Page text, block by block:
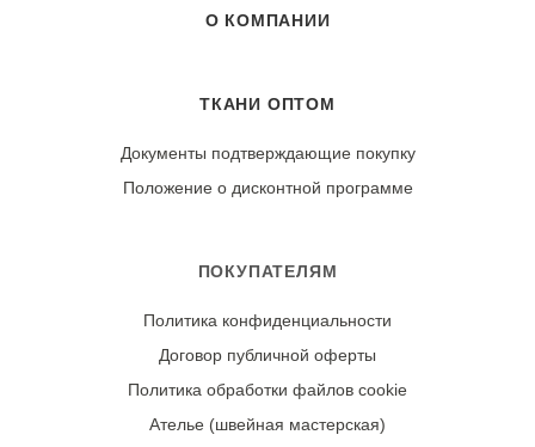
О КОМПАНИИ
ТКАНИ ОПТОМ
Документы подтверждающие покупку
Положение о дисконтной программе
ПОКУПАТЕЛЯМ
Политика конфиденциальности
Договор публичной оферты
Политика обработки файлов cookie
Ателье (швейная мастерская)